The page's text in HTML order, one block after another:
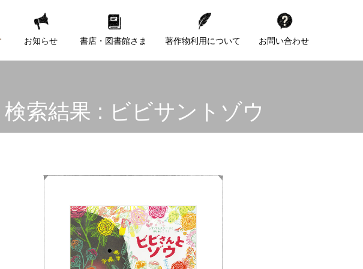
お知らせ 書店・図書館さま 著作物利用について お問い合わせ
検索結果 : ビビサントゾウ